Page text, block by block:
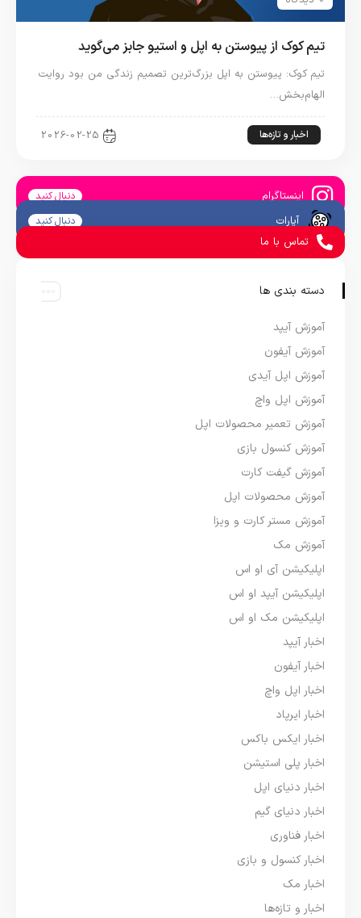
تیم کوک از پیوستن به اپل و استیو جابز می‌گوید
تیم کوک: پیوستن به اپل بزرگ‌ترین تصمیم زندگی من بود روایت
الهام‌بخش…
اخبار و تازه‌ها 2026-02-25
اینستاگرام دنبال کنید
آپارات دنبال کنید
تماس با ما
دسته بندی ها
آموزش آیپد
آموزش آیفون
آموزش اپل آیدی
آموزش اپل واچ
آموزش تعمیر محصولات اپل
آموزش کنسول بازی
آموزش گیفت کارت
آموزش محصولات اپل
آموزش مستر کارت و ویزا
آموزش مک
اپلیکیشن آی او اس
اپلیکیشن آیپد او اس
اپلیکیشن مک او اس
اخبار آیپد
اخبار آیفون
اخبار اپل واچ
اخبار ایرپاد
اخبار ایکس باکس
اخبار پلی استیشن
اخبار دنیای اپل
اخبار دنیای گیم
اخبار فناوری
اخبار کنسول و بازی
اخبار مک
اخبار و تازه‌ها